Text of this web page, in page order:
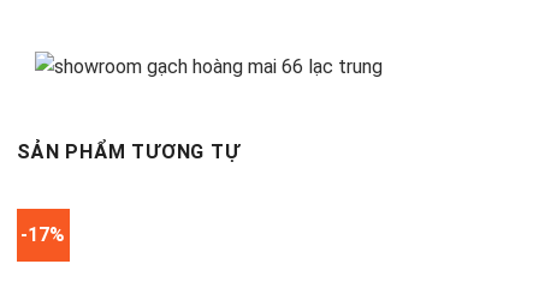
SẢN PHẨM TƯƠNG TỰ
-17%